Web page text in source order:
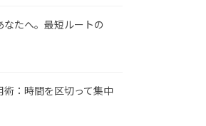
たへ。最短ルートの
：時間を区切って集中